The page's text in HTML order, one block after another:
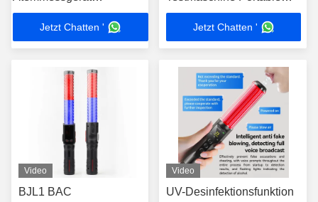
Schlagstock-Typ
Elektrochemischer
Brennstoffzellentemperator
Jetzt Chatten '
3000 Prüfprotokolle
Jetzt Chatten '
Video
BJL1 BAC
Video
UV-Desinfektionsfunktion